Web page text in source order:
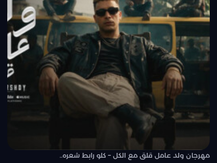
مهرجان ولد عامل قلق مع الكل – كلو رابط شعره..